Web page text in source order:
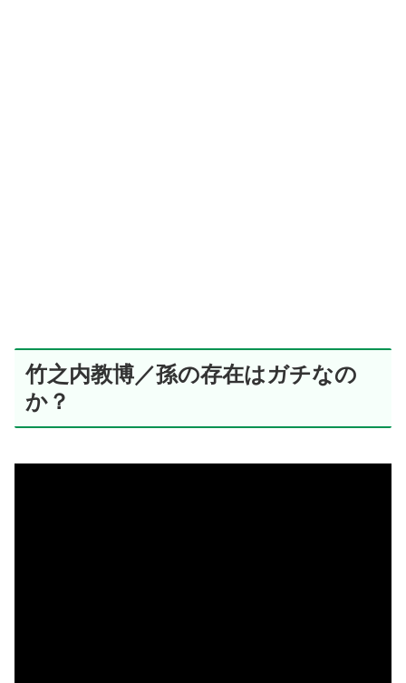
竹之内教博／孫の存在はガチなの
か？